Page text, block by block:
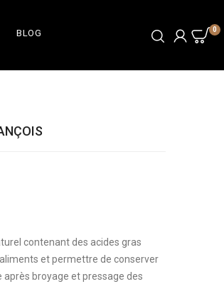
0
BLOG
contenant des acides gras
et permettre de conserver
broyage et pressage des